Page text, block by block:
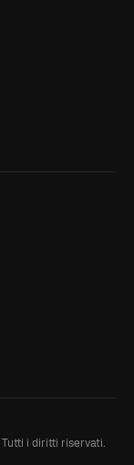
Tutti i diritti riservati.